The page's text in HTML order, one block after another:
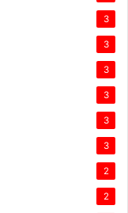
3
3
3
3
3
3
2
2